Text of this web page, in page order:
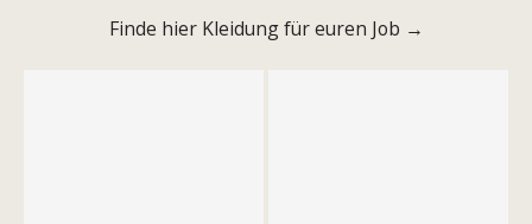
Finde hier Kleidung für euren Job →